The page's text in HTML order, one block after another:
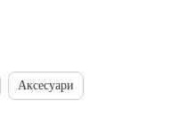
Аксесуари